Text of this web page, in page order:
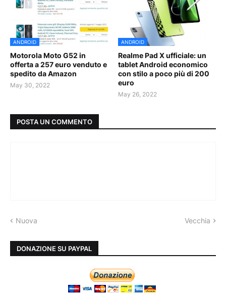
ANDROID
Motorola Moto G52 in
offerta a 257 euro venduto e
spedito da Amazon
May 30, 2022
ANDROID
Realme Pad X ufficiale: un
tablet Android economico
con stilo a poco più di 200
euro
May 26, 2022
POSTA UN COMMENTO
Nuova Vecchia
DONAZIONE SU PAYPAL